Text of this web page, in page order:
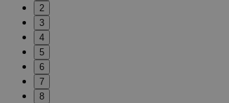
2
3
4
5
6
7
8